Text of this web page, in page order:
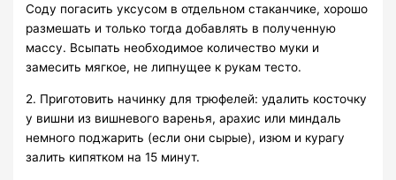
Соду погасить уксусом в отдельном стаканчике, хорошо
размешать и только тогда добавлять в полученную
массу. Всыпать необходимое количество муки и
замесить мягкое, не липнущее к рукам тесто.
2. Приготовить начинку для трюфелей: удалить косточку
у вишни из вишневого варенья, арахис или миндаль
немного поджарить (если они сырые), изюм и курагу
залить кипятком на 15 минут.